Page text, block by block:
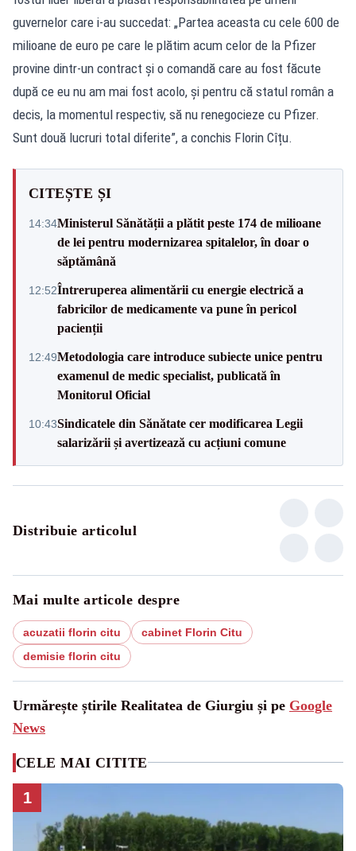
guvernelor care i-au succedat: „Partea aceasta cu cele 600 de
milioane de euro pe care le plătim acum celor de la Pfizer
provine dintr-un contract și o comandă care au fost făcute
după ce eu nu am mai fost acolo, și pentru că statul român a
decis, la momentul respectiv, să nu renegocieze cu Pfizer.
Sunt două lucruri total diferite”, a conchis Florin Cîțu.
CITEȘTE ȘI
14:34Ministerul Sănătății a plătit peste 174 de milioane
de lei pentru modernizarea spitalelor, în doar o
săptămână
12:52Întreruperea alimentării cu energie electrică a
fabricilor de medicamente va pune în pericol
pacienții
12:49Metodologia care introduce subiecte unice pentru
examenul de medic specialist, publicată în
Monitorul Oficial
10:43Sindicatele din Sănătate cer modificarea Legii
salarizării și avertizează cu acțiuni comune
Distribuie articolul
Mai multe articole despre
acuzatii florin citu
cabinet Florin Citu
demisie florin citu
Urmărește știrile Realitatea de Giurgiu și pe Google
News
CELE MAI CITITE
1